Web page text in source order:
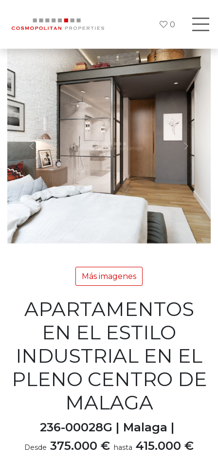
0
Previous
Más imagenes
APARTAMENTOS
EN EL ESTILO
INDUSTRIAL EN EL
PLENO CENTRO DE
MALAGA
236-00028G | Malaga |
Desde 375.000 € hasta 415.000 €